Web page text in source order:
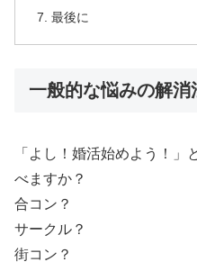
最後に
一般的な悩みの解消
「よし！婚活始めよう！
べますか？
合コン？
サークル？
街コン？